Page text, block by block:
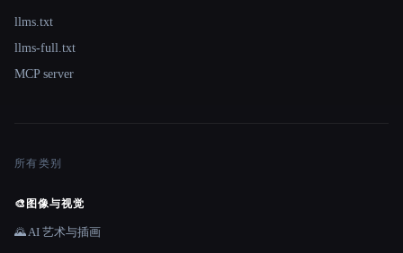
llms.txt
llms-full.txt
MCP server
所有类别
🎨 图像与视觉
🌄 AI 艺术与插画